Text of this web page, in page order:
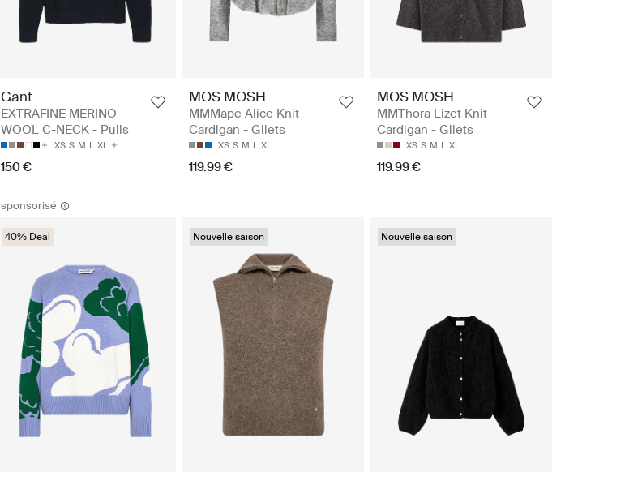
Gant
EXTRAFINE MERINO
WOOL C-NECK - Pulls
XS S M L XL
150 €
MOS MOSH
MMMape Alice Knit
Cardigan - Gilets
XS S M L XL
119.99 €
MOS MOSH
MMThora Lizet Knit
Cardigan - Gilets
XS S M L XL
119.99 €
sponsorisé
40% Deal Nouvelle saison Nouvelle saison